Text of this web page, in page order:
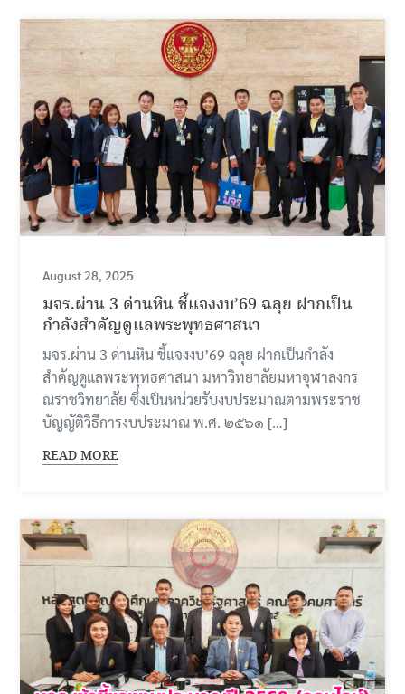
August 28, 2025
มจร.ผ่าน 3 ด่านหิน ชี้แจงงบ’69 ฉลุย ฝากเป็น
กำลังสำคัญดูแลพระพุทธศาสนา
มจร.ผ่าน 3 ด่านหิน ชี้แจงงบ’69 ฉลุย ฝากเป็นกำลัง
สำคัญดูแลพระพุทธศาสนา มหาวิทยาลัยมหาจุฬาลงกร
ณราชวิทยาลัย ซึ่งเป็นหน่วยรับงบประมาณตามพระราช
บัญญัติวิธีการงบประมาณ พ.ศ. ๒๕๖๑ […]
READ MORE